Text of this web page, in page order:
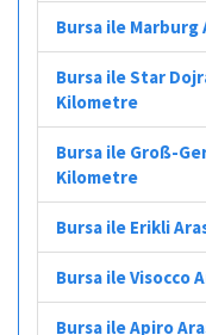
Bursa ile Marburg
Bursa ile Star
Kilometre
Bursa ile Groß-
Kilometre
Bursa ile Erikli
Bursa ile Visocco
Bursa ile Apiro